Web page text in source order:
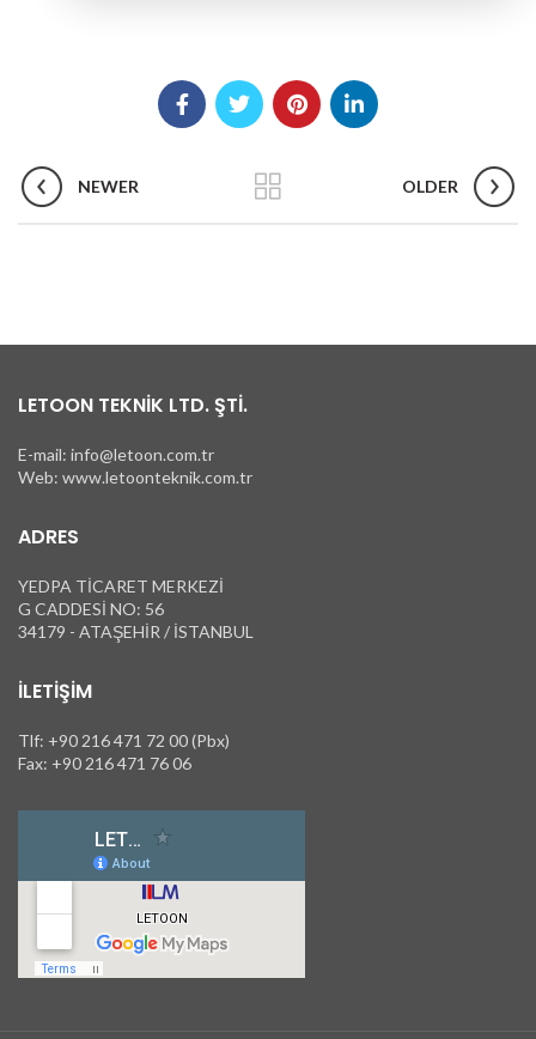
NEWER OLDER
LETOON TEKNİK LTD. ŞTİ.
E-mail: info@letoon.com.tr
Web: www.letoonteknik.com.tr
ADRES
YEDPA TİCARET MERKEZİ
G CADDESİ NO: 56
34179 - ATAŞEHİR / İSTANBUL
İLETIŞIM
Tlf: +90 216 471 72 00 (Pbx)
Fax: +90 216 471 76 06